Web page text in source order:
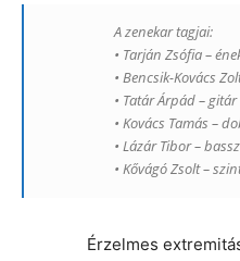
A zenekar tagjai:
• Tarján Zsófia –
• Bencsik-Kovács
• Tatár Árpád – gitár
• Kovács Tamás –
• Lázár Tibor –
• Kővágó Zsolt –
Érzelmes